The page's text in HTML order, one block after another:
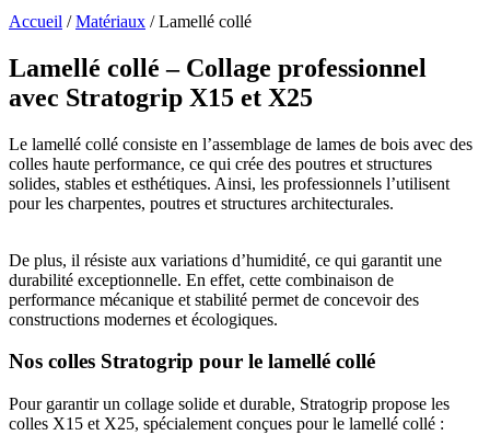
Accueil /Matériaux /Lamellé collé
Lamellé collé – Collage professionnel
avec Stratogrip X15 et X25
Le lamellé collé consiste en l’assemblage de lames de bois avec des
colles haute performance, ce qui crée des poutres et structures
solides, stables et esthétiques. Ainsi, les professionnels l’utilisent
pour les charpentes, poutres et structures architecturales.
De plus, il résiste aux variations d’humidité, ce qui garantit une
durabilité exceptionnelle. En effet, cette combinaison de
performance mécanique et stabilité permet de concevoir des
constructions modernes et écologiques.
Nos colles Stratogrip pour le lamellé collé
Pour garantir un collage solide et durable, Stratogrip propose les
colles X15 et X25, spécialement conçues pour le lamellé collé :